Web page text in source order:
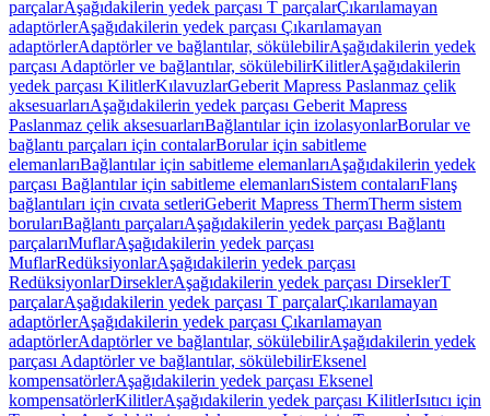
parçalarAşağıdakilerin yedek parçası T parçalarÇıkarılamayan
adaptörlerAşağıdakilerin yedek parçası Çıkarılamayan
adaptörlerAdaptörler ve bağlantılar, sökülebilirAşağıdakilerin yedek
parçası Adaptörler ve bağlantılar, sökülebilirKilitlerAşağıdakilerin
yedek parçası KilitlerKılavuzlarGeberit Mapress Paslanmaz çelik
aksesuarlarıAşağıdakilerin yedek parçası Geberit Mapress
Paslanmaz çelik aksesuarlarıBağlantılar için izolasyonlarBorular ve
bağlantı parçaları için contalarBorular için sabitleme
elemanlarıBağlantılar için sabitleme elemanlarıAşağıdakilerin yedek
parçası Bağlantılar için sabitleme elemanlarıSistem contalarıFlanş
bağlantıları için cıvata setleriGeberit Mapress ThermTherm sistem
borularıBağlantı parçalarıAşağıdakilerin yedek parçası Bağlantı
parçalarıMuflarAşağıdakilerin yedek parçası
MuflarRedüksiyonlarAşağıdakilerin yedek parçası
RedüksiyonlarDirseklerAşağıdakilerin yedek parçası DirseklerT
parçalarAşağıdakilerin yedek parçası T parçalarÇıkarılamayan
adaptörlerAşağıdakilerin yedek parçası Çıkarılamayan
adaptörlerAdaptörler ve bağlantılar, sökülebilirAşağıdakilerin yedek
parçası Adaptörler ve bağlantılar, sökülebilirEksenel
kompensatörlerAşağıdakilerin yedek parçası Eksenel
kompensatörlerKilitlerAşağıdakilerin yedek parçası KilitlerIsıtıcı için